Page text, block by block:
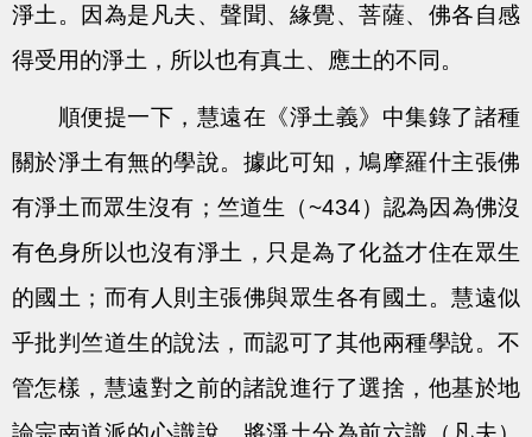
淨土。因為是凡夫、聲聞、緣覺、菩薩、佛各自感
得受用的淨土，所以也有真土、應土的不同。
順便提一下，慧遠在《淨土義》中集錄了諸種
關於淨土有無的學說。據此可知，鳩摩羅什主張佛
有淨土而眾生沒有；竺道生（~434）認為因為佛沒
有色身所以也沒有淨土，只是為了化益才住在眾生
的國土；而有人則主張佛與眾生各有國土。慧遠似
乎批判竺道生的說法，而認可了其他兩種學說。不
管怎樣，慧遠對之前的諸說進行了選捨，他基於地